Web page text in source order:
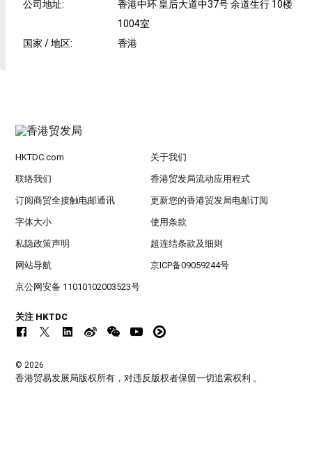
公司地址:
香港中环 皇后大道中37号 余道生行 10楼
1004室
国家 / 地区: 香港
HKTDC.com 关于我们
联络我们 香港贸发局流动应用程式
订阅商贸全接触电邮通讯 更新您的香港贸发局电邮订阅
字体大小 使用条款
私隐政策声明 超连结条款及细则
网站导航 京ICP备09059244号
京公网安备 11010102003523号
关注 HKTDC
© 2026
香港贸易发展局版权所有，对违反版权者保留一切追索权利 。